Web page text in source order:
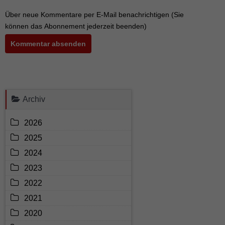
Über neue Kommentare per E-Mail benachrichtigen (Sie
können das Abonnement jederzeit beenden)
Kommentar absenden
Archiv
2026
2025
2024
2023
2022
2021
2020